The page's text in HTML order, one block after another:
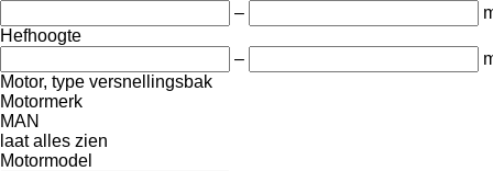
–
Hefhoogte
–
Motor, type versnellingsbak
Motormerk
MAN
laat alles zien
Motormodel